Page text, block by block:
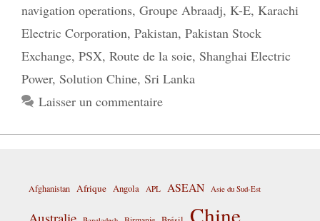
navigation operations, Groupe Abraadj, K-E, Karachi
Electric Corporation, Pakistan, Pakistan Stock
Exchange, PSX, Route de la soie, Shanghai Electric
Power, Solution Chine, Sri Lanka
Laisser un commentaire
Afghanistan Afrique Angola APL ASEAN Asie du Sud-Est
Chine